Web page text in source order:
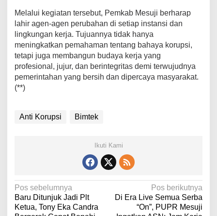
Melalui kegiatan tersebut, Pemkab Mesuji berharap
lahir agen-agen perubahan di setiap instansi dan
lingkungan kerja. Tujuannya tidak hanya
meningkatkan pemahaman tentang bahaya korupsi,
tetapi juga membangun budaya kerja yang
profesional, jujur, dan berintegritas demi terwujudnya
pemerintahan yang bersih dan dipercaya masyarakat.
(**)
Anti Korupsi Bimtek
Ikuti Kami
N
a
Pos sebelumnya
Baru Ditunjuk Jadi Plt
Ketua, Tony Eka Candra
Pos berikutnya
Di Era Live Semua Serba
“On”, PUPR Mesuji